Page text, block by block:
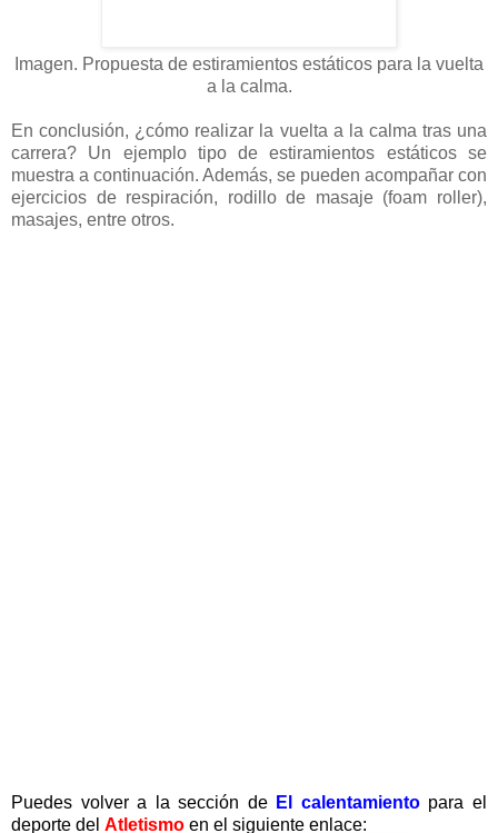
Imagen. Propuesta de estiramientos estáticos para la vuelta
a la calma.
En conclusión, ¿cómo realizar la vuelta a la calma tras una
carrera? Un ejemplo tipo de estiramientos estáticos se
muestra a continuación. Además, se pueden acompañar con
ejercicios de respiración, rodillo de masaje (foam roller),
masajes, entre otros.
Puedes volver a la sección de El calentamiento para el
deporte del Atletismo en el siguiente enlace: